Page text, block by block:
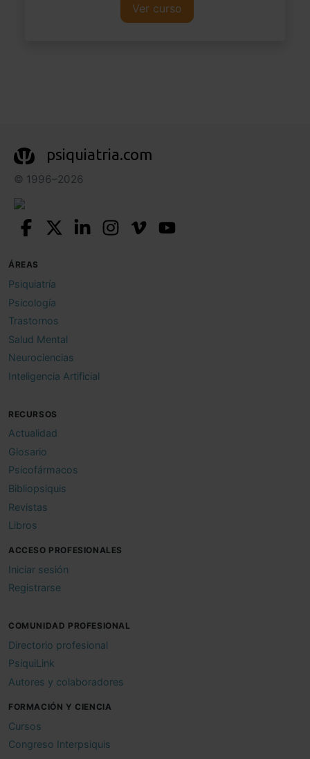
Ver curso
psiquiatria.com
© 1996–2026
ÁREAS
Psiquiatría
Psicología
Trastornos
Salud Mental
Neurociencias
Inteligencia Artificial
RECURSOS
Actualidad
Glosario
Psicofármacos
Bibliopsiquis
Revistas
Libros
ACCESO PROFESIONALES
Iniciar sesión
Registrarse
COMUNIDAD PROFESIONAL
Directorio profesional
PsiquiLink
Autores y colaboradores
FORMACIÓN Y CIENCIA
Cursos
Congreso Interpsiquis